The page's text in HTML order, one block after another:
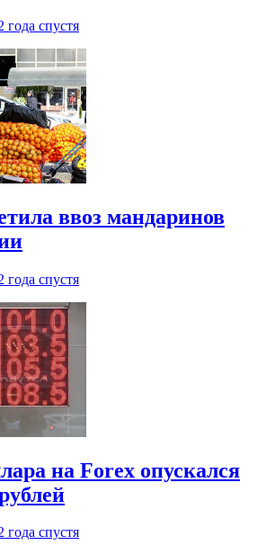
года спустя
ввоз мандаринов
года спустя
на Forex опускался
года спустя